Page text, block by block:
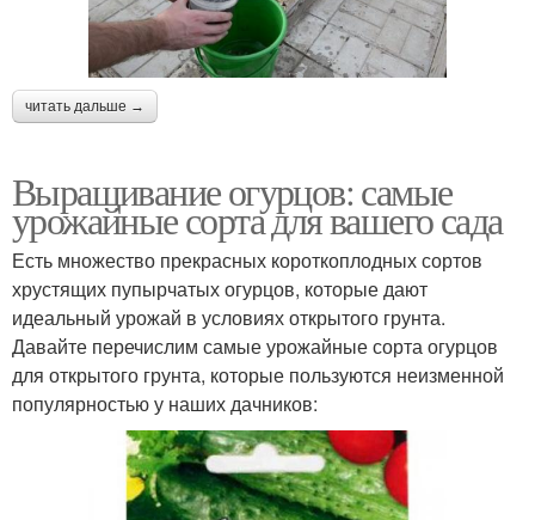
читать дальше →
Выращивание огурцов: самые
урожайные сорта для вашего сада
Есть множество прекрасных короткоплодных сортов
хрустящих пупырчатых огурцов, которые дают
идеальный урожай в условиях открытого грунта.
Давайте перечислим самые урожайные сорта огурцов
для открытого грунта, которые пользуются неизменной
популярностью у наших дачников: